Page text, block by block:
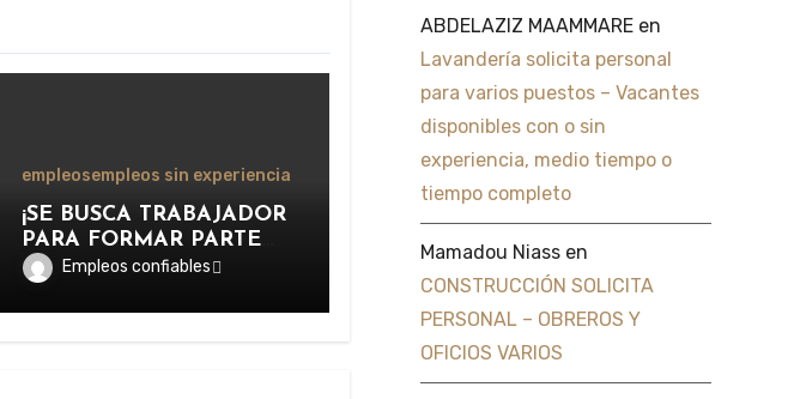
empleosempleos sin experiencia
¡SE BUSCA TRABAJADOR
PARA FORMAR PARTE
DEL EQUIPO DE LAVADO
Y CUIDADO DE
VEHÍCULOS EN
Empleos confiables
ABDELAZIZ MAAMMAREen
Lavandería solicita personal
para varios puestos – Vacantes
disponibles con o sin
experiencia, medio tiempo o
tiempo completo
Mamadou Niassen
CONSTRUCCIÓN SOLICITA
PERSONAL – OBREROS Y
OFICIOS VARIOS